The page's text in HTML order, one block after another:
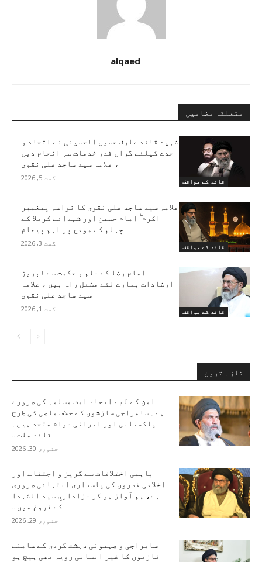
alqaed
متعلقہ مضامین
قائد کے مواقف
شہید قائد عارف حسین الحسینی نے اتحاد و
حدت کیلئے گراں قدر خدمات سر انجام دیں
، علامہ سید ساجد علی نقوی
اگست 5, 2026
قائد کے مواقف
علامہ سید ساجد علی نقوی کا نواسہ پیغمبر
اکرم ۖ امام حسین اور شہدائے کربلا کے
چہلم کے موقع پر اہم پیغام
اگست 3, 2026
قائد کے مواقف
امام رضا کے علم و حکمت سے لبریز
ارشادات ہمارے لئے مشعل راہ ہیں ، علامہ
سید ساجد علی نقوی
اگست 1, 2026
تازہ ترین
امن کے لیے اتحاد امت مسلمہ کی ضرورت
ہے۔ سامراجی سازشوں کے خلاف ماضی کی طرح
پاکستانی اور ایرانی عوام متحد ہیں۔
قائد ملت...
جنوری 30, 2026
باہمی اختلافات سے گریز و اجتناب اور
اخلاقی قدروں کی پاسداری انتہائی ضروری
ہے، ہم آواز ہو کر عزاداریِ سید الشہدا
کے فروغ میں...
جنوری 29, 2026
سامراجی و صہیونی دہشت گردی کے سامنے
نازیوں کا غیر انسانی رویہ بھی ہیچ ہو